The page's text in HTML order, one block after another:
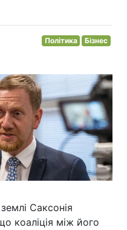
Політика Бізнес
Саксонія
коаліція між його